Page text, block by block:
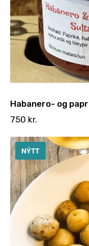
Habanero- og
750 kr.
NÝTT